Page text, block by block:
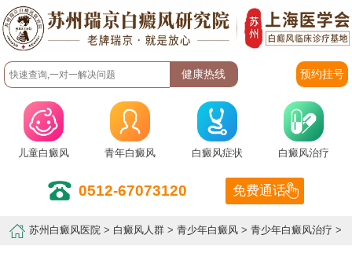
预约挂号
儿童白癜风 青年白癜风 白癜风症状 白癜风治疗
0512-67073120 免费通话
苏州白癜风医院 > 白癜风人群 >青少年白癜风 >青少年白癜风治疗 >